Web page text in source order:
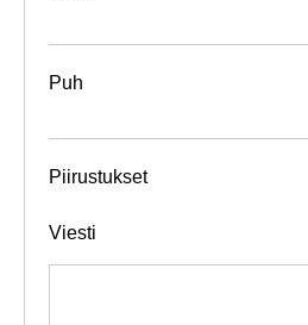
Puh
Piirustukset
Viesti